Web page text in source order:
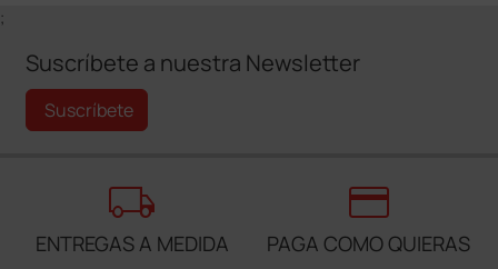
;
Suscríbete a nuestra Newsletter
Suscríbete
local_shipping
ENTREGAS A MEDIDA
credit_card
PAGA COMO QUIERAS